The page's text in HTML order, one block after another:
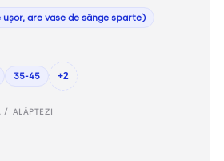
ușor, are vase de sânge sparte)
35-45 +2
/ ALĂPTEZI